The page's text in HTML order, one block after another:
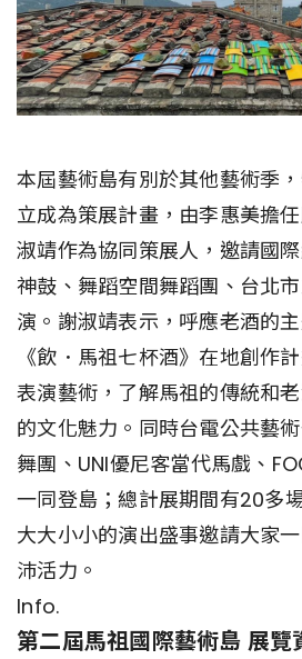
本屆藝術島有別於其他藝術季
立成為策展計畫，由李惠美擔
淑靖作為協同策展人，邀請國
神鼓、舞蹈空間舞蹈團、台北
演。謝淑靖表示，呼應老酒的
《飲．馬祖七杯酒》在地創作
表演藝術，了解馬祖的傳統和
的文化魅力。同時台電公共藝
舞團、UNI優尼客當代馬戲、
一同登島；總計展期間有20多
大大小小的演出盛事邀請大家
沛活力。
Info.
第二屆馬祖國際藝術島 展覽